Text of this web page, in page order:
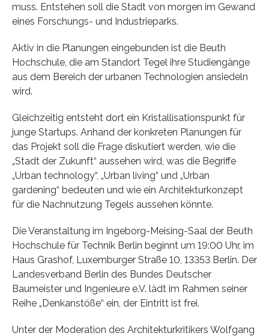
muss. Entstehen soll die Stadt von morgen im Gewand
eines Forschungs- und Industrieparks.
Aktiv in die Planungen eingebunden ist die Beuth
Hochschule, die am Standort Tegel ihre Studiengänge
aus dem Bereich der urbanen Technologien ansiedeln
wird.
Gleichzeitig entsteht dort ein Kristallisationspunkt für
junge Startups. Anhand der konkreten Planungen für
das Projekt soll die Frage diskutiert werden, wie die
„Stadt der Zukunft“ aussehen wird, was die Begriffe
„Urban technology“, „Urban living“ und „Urban
gardening“ bedeuten und wie ein Architekturkonzept
für die Nachnutzung Tegels aussehen könnte.
Die Veranstaltung im Ingeborg-Meising-Saal der Beuth
Hochschule für Technik Berlin beginnt um 19:00 Uhr, im
Haus Grashof, Luxemburger Straße 10, 13353 Berlin. Der
Landesverband Berlin des Bundes Deutscher
Baumeister und Ingenieure e.V. lädt im Rahmen seiner
Reihe „Denkanstöße“ ein, der Eintritt ist frei.
Unter der Moderation des Architekturkritikers Wolfgang